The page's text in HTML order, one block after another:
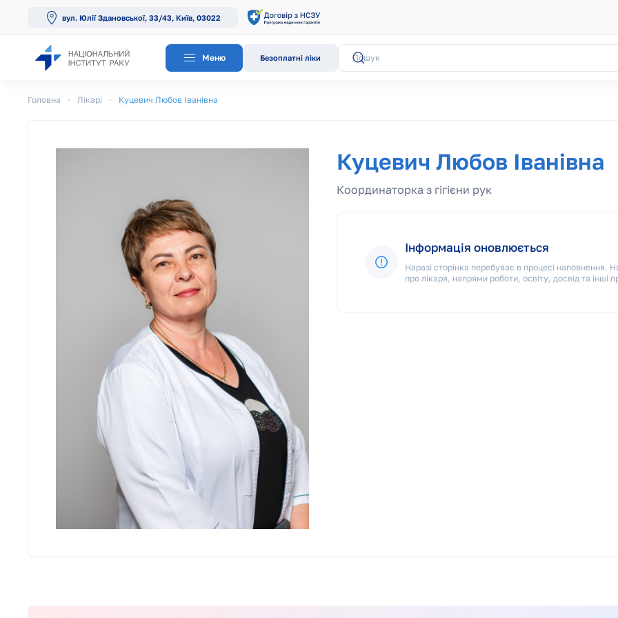
вул. Юлії Здановської, 33/43, Київ, 03022
Меню Безоплатні ліки
Головна Лікарі Куцевич Любов Іванівна
Куцевич Любов Іванівна
Координаторка з гігієни рук
Інформація оновлюється
Наразі сторінка перебуває в процесі
про лікаря, напрями роботи, освіту, досвід та інші